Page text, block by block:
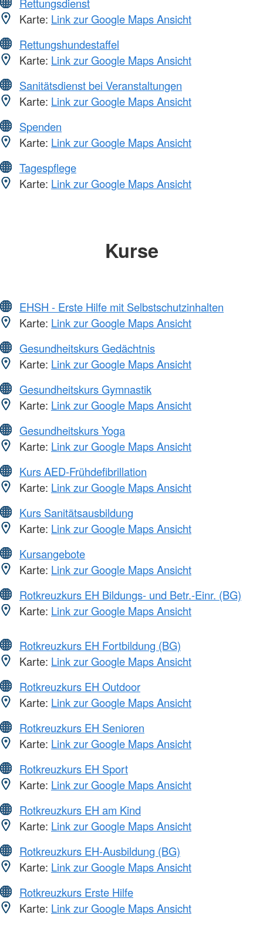
Karte: Link zur Google Maps Ansicht
Rettungshundestaffel
Karte: Link zur Google Maps Ansicht
Sanitätsdienst bei Veranstaltungen
Karte: Link zur Google Maps Ansicht
Spenden
Karte: Link zur Google Maps Ansicht
Tagespflege
Karte: Link zur Google Maps Ansicht
Kurse
EHSH - Erste Hilfe mit Selbstschutzinhalten
Karte: Link zur Google Maps Ansicht
Gesundheitskurs Gedächtnis
Karte: Link zur Google Maps Ansicht
Gesundheitskurs Gymnastik
Karte: Link zur Google Maps Ansicht
Gesundheitskurs Yoga
Karte: Link zur Google Maps Ansicht
Kurs AED-Frühdefibrillation
Karte: Link zur Google Maps Ansicht
Kurs Sanitätsausbildung
Karte: Link zur Google Maps Ansicht
Kursangebote
Karte: Link zur Google Maps Ansicht
Rotkreuzkurs EH Bildungs- und Betr.-Einr. (BG)
Karte: Link zur Google Maps Ansicht
Rotkreuzkurs EH Fortbildung (BG)
Karte: Link zur Google Maps Ansicht
Rotkreuzkurs EH Outdoor
Karte: Link zur Google Maps Ansicht
Rotkreuzkurs EH Senioren
Karte: Link zur Google Maps Ansicht
Rotkreuzkurs EH Sport
Karte: Link zur Google Maps Ansicht
Rotkreuzkurs EH am Kind
Karte: Link zur Google Maps Ansicht
Rotkreuzkurs EH-Ausbildung (BG)
Karte: Link zur Google Maps Ansicht
Rotkreuzkurs Erste Hilfe
Karte: Link zur Google Maps Ansicht